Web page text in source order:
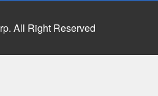
All Right Reserved